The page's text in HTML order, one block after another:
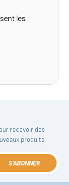
les
recevoir des
produits.
S'ABONNER